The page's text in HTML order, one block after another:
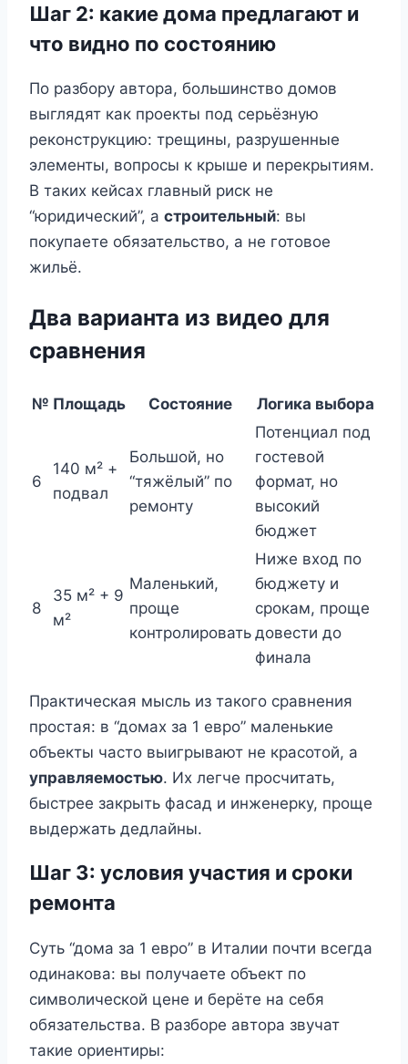
Шаг 2: какие дома предлагают и
что видно по состоянию
По разбору автора, большинство домов
выглядят как проекты под серьёзную
реконструкцию: трещины, разрушенные
элементы, вопросы к крыше и перекрытиям.
В таких кейсах главный риск не
“юридический”, а строительный: вы
покупаете обязательство, а не готовое
жильё.
Два варианта из видео для
сравнения
№ Площадь Состояние Логика выбора
6
140 м² +
подвал
Большой, но
“тяжёлый” по
ремонту
Потенциал под
гостевой
формат, но
высокий
бюджет
8
35 м² + 9
м²
Маленький,
проще
контролировать
Ниже вход по
бюджету и
срокам, проще
довести до
финала
Практическая мысль из такого сравнения
простая: в “домах за 1 евро” маленькие
объекты часто выигрывают не красотой, а
управляемостью. Их легче просчитать,
быстрее закрыть фасад и инженерку, проще
выдержать дедлайны.
Шаг 3: условия участия и сроки
ремонта
Суть “дома за 1 евро” в Италии почти всегда
одинакова: вы получаете объект по
символической цене и берёте на себя
обязательства. В разборе автора звучат
такие ориентиры: